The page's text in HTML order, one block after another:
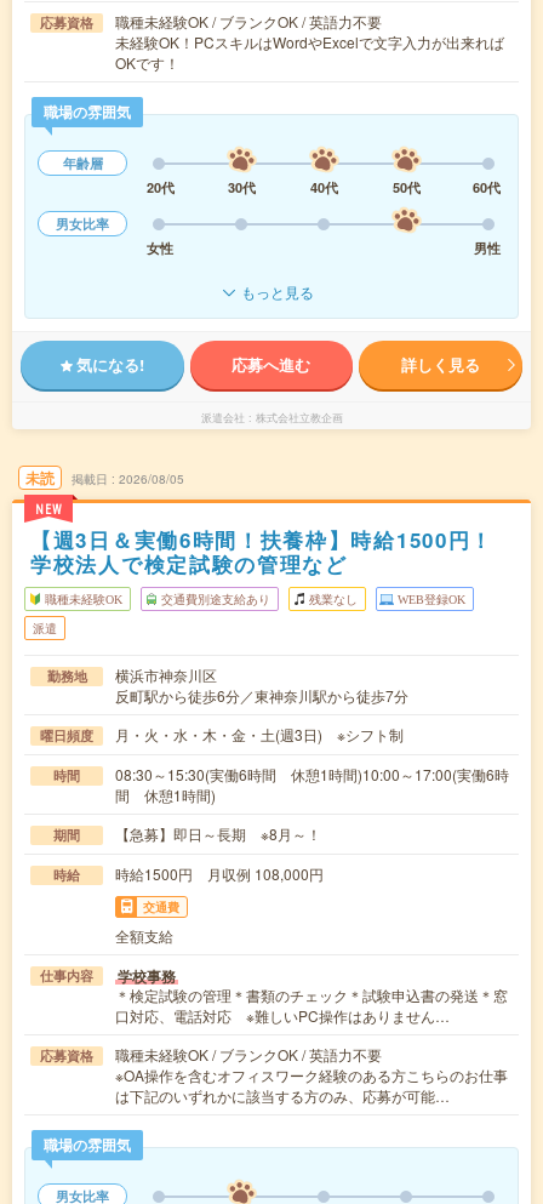
応募資格
職種未経験OK / ブランクOK / 英語力不要
未経験OK！PCスキルはWordやExcelで文字入力が出来れば
OKです！
職場の雰囲気
年齢層
20代
30代 40代 50代
60代
男女比率
女性
男性
もっと見る
気になる! 応募へ進む 詳しく見る
派遣会社 株式会社立教企画
未読
NEW
掲載日 2026/08/05
【週3日＆実働6時間！扶養枠】時給1500円！
学校法人で検定試験の管理など
職種未経験OK 交通費別途支給あり 残業なし WEB登録OK
派遣
勤務地
横浜市神奈川区
反町駅から徒歩6分／東神奈川駅から徒歩7分
曜日頻度 月・火・水・木・金・土(週3日) ※シフト制
時間
08:30～15:30(実働6時間 休憩1時間)10:00～17:00(実働6時
間 休憩1時間)
期間 【急募】即日～長期 ※8月～！
時給 時給1500円 月収例 108,000円
交通費
全額支給
仕事内容 学校事務
＊検定試験の管理＊書類のチェック＊試験申込書の発送＊窓
口対応、電話対応 ※難しいPC操作はありません…
応募資格
職種未経験OK / ブランクOK / 英語力不要
※OA操作を含むオフィスワーク経験のある方こちらのお仕事
は下記のいずれかに該当する方のみ、応募が可能…
職場の雰囲気
男女比率